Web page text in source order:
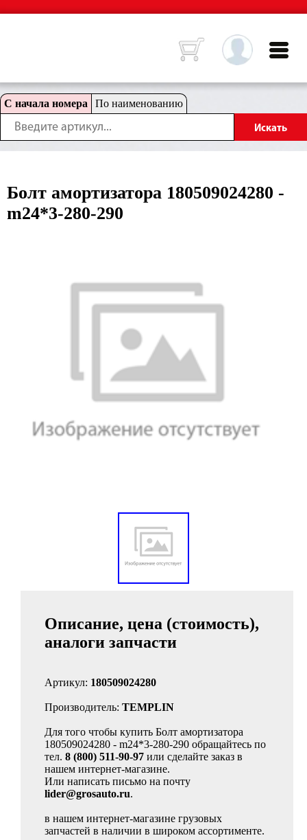
С начала номера По наименованию
Болт амортизатора 180509024280 -
m24*3-280-290
Описание, цена (стоимость),
аналоги запчасти
Артикул: 180509024280
Производитель: TEMPLIN
Для того чтобы купить Болт амортизатора
180509024280 - m24*3-280-290 обращайтесь по
тел. 8 (800) 511-90-97 или сделайте заказ в
нашем интернет-магазине.
Или написать письмо на почту
lider@grosauto.ru.
в нашем интернет-магазине грузовых
запчастей в наличии в широком ассортименте.